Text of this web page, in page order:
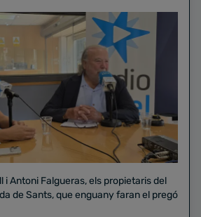
i Antoni Falgueras, els propietaris del